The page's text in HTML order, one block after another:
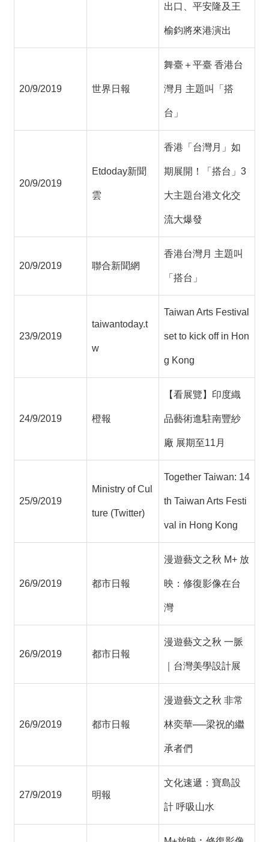
出口、平安隆及王
榆鈞將來港演出
20/9/2019 世界日報
舞臺＋平臺 香港台
灣月 主題叫「搭
台」
20/9/2019
Etdoday新聞
雲
香港「台灣月」如
期展開！「搭台」3
大主題台港文化交
流大爆發
20/9/2019 聯合新聞網
香港台灣月 主題叫
「搭台」
23/9/2019
taiwantoday.t
w
Taiwan Arts Festival
set to kick off in Hon
g Kong
24/9/2019 橙報
【看展覽】印度織
品藝術進駐南豐紗
廠 展期至11月
25/9/2019
Ministry of Cul
ture (Twitter)
Together Taiwan: 14
th Taiwan Arts Festi
val in Hong Kong
26/9/2019 都市日報
漫遊藝文之秋 M+ 放
映：修復影像在台
灣
26/9/2019 都市日報
漫遊藝文之秋 一脈
｜台灣美學設計展
26/9/2019 都市日報
漫遊藝文之秋 非常
林奕華──梁祝的繼
承者們
27/9/2019 明報
文化速遞：寶島設
計 呼吸山水